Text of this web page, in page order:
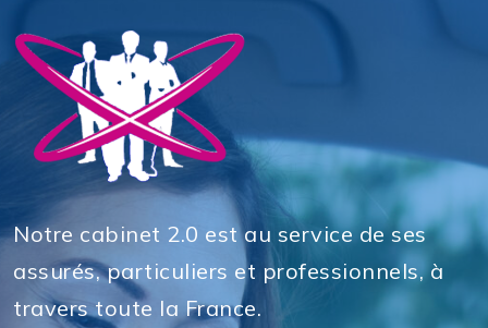
Notre cabinet 2.0 est au service de ses
assurés, particuliers et professionnels, à
travers toute la France.